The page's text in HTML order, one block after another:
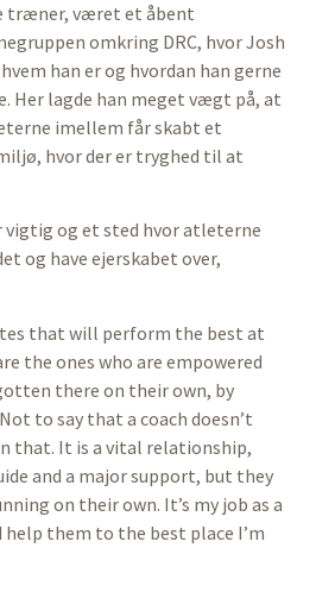
træner, været et åbent
omkring DRC, hvor Josh
han er og hvordan han gerne
Her lagde han meget vægt på, at
imellem får skabt et
hvor der er tryghed til at
vigtig og et sted hvor atleterne
og have ejerskabet over,
that will perform the best at
the ones who are empowered
there on their own, by
to say that a coach doesn’t
that. It is a vital relationship,
and a major support, but they
on their own. It’s my job as a
them to the best place I’m